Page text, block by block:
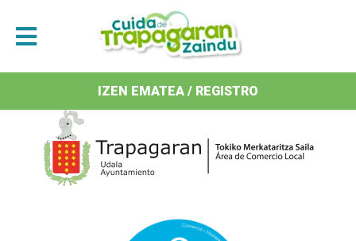
Antolatzaileak / Organizan
IZEN EMATEA / REGISTRO